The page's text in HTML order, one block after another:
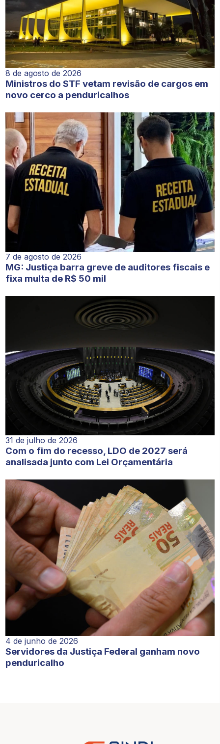
8 de agosto de 2026
Ministros do STF vetam revisão de cargos em
novo cerco a penduricalhos
7 de agosto de 2026
MG: Justiça barra greve de auditores fiscais e
fixa multa de R$ 50 mil
31 de julho de 2026
Com o fim do recesso, LDO de 2027 será
analisada junto com Lei Orçamentária
4 de junho de 2026
Servidores da Justiça Federal ganham novo
penduricalho